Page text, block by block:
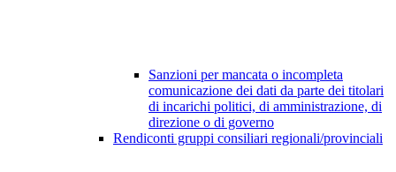
Sanzioni per mancata o incompleta
comunicazione dei dati da parte dei titolari
di incarichi politici, di amministrazione, di
direzione o di governo
Rendiconti gruppi consiliari regionali/provinciali